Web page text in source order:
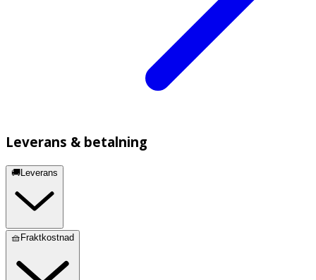
Leverans & betalning
🚚Leverans
🧺Fraktkostnad